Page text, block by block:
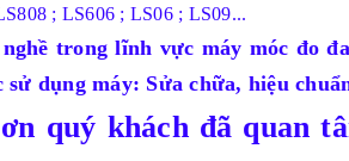
; LS606 ; LS06 ; LS09...
trong lĩnh vực máy móc đo
dụng máy: Sửa chữa, hiệu
quý khách đã quan